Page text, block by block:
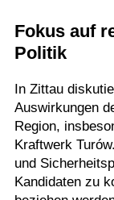
Fokus auf
Politik
In Zittau
Auswirkungen
Region,
Kraftwerk
und
Kandidaten zu